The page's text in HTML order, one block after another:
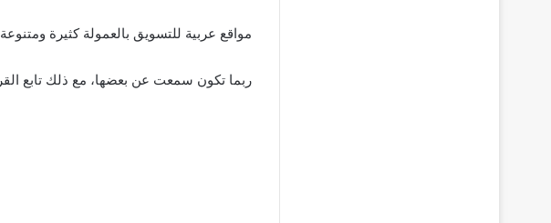
مواقع عربية للتسويق بالعمولة كثيرة
ربما تكون سمعت عن بعضها، مع ذلك تابع